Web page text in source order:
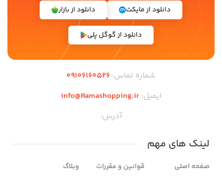
دانلود از مایکت دانلود از بازار
دانلود از گوگل پلی
شماره تماس: 09106160526
ایمیل:info@Ramashopping.ir
آدرس:
لینک های مهم
صفحه اصلی
قوانین و مقررات
وبلاگ